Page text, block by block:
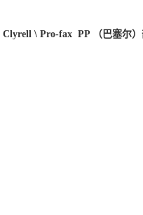
\ Pro-fax PP （巴塞尔）